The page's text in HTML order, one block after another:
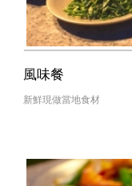
風味餐
新鮮現做當地食材